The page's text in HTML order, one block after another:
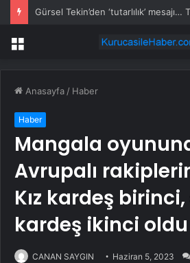
Menü
Anasayfa / Haber
Haber
Mangala
Avrupalı
Kız kardeş
kardeş ikinci oldu
CANAN SAYGIN Haziran 5, 2023